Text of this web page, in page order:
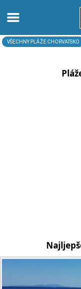
Domů
VŠECHNY PLÁŽE CHORVATSKO